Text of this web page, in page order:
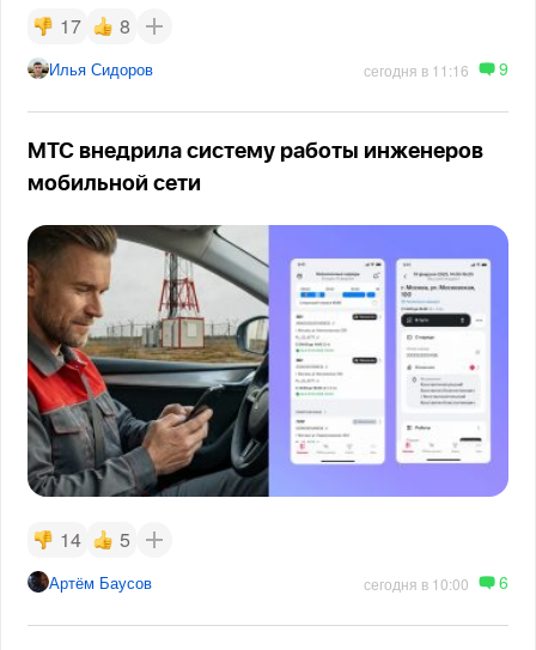
17 8
Илья Сидоров сегодня в 11:16 9
МТС внедрила систему работы инженеров
мобильной сети
14 5
Артём Баусов сегодня в 10:00 6